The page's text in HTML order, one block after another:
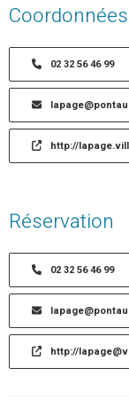
Coordonnées
02 32 56 46 99
http://
Réservation
02 32 56 46 99
http://